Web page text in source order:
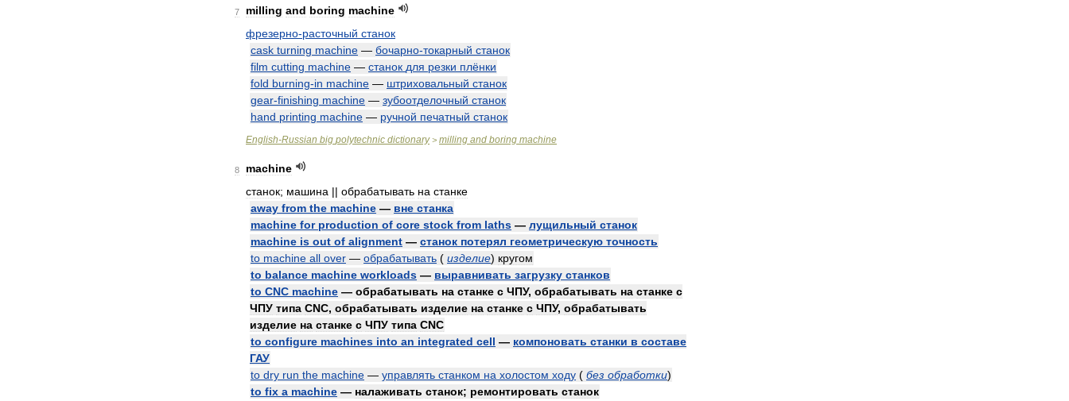
7 milling and boring machine
фрезерно-расточный станок
cask turning machine — бочарно-токарный станок
film cutting machine — станок для резки плёнки
fold burning-in machine — штриховальный станок
gear-finishing machine — зубоотделочный станок
hand printing machine — ручной печатный станок
English-Russian big polytechnic dictionary> milling and boring machine
8
machine
станок; машина || обрабатывать на станке
away from the machine — вне станка
machine for production of core stock from laths — лущильный станок
machine is out of alignment — станок потерял геометрическую точность
to machine all over — обрабатывать ( изделие) кругом
to balance machine workloads — выравнивать загрузку станков
to CNC machine — обрабатывать на станке с ЧПУ, обрабатывать на станке с
ЧПУ типа CNC, обрабатывать изделие на станке с ЧПУ, обрабатывать
изделие на станке с ЧПУ типа CNC
to configure machines into an integrated cell — компоновать станки в составе
ГАУ
to dry run the machine — управлять станком на холостом ходу ( без обработки)
to fix a machine — налаживать станок; ремонтировать станок